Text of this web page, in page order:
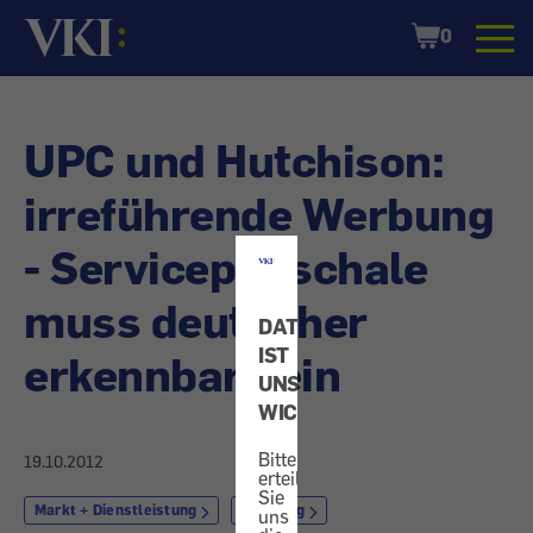
DATENSCHUTZ
IST
UNS
WICHTIG!
Bitte
erteilen
Sie
uns
Startseite
Shopping
Cart
0
UPC und Hutchison:
irreführende Werbung
- Servicepauschale
muss deutlicher
erkennbar sein
19.10.2012
Markt + Dienstleistung Werbung